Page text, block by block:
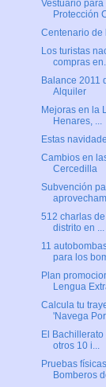
Vestuario
Protección
Centenario de
Los turistas
compras
Balance 2011
Alquiler
Mejoras en la
Henares, ...
Estas
Cambios en
Cercedilla
Subvención
512 charlas
distrito en ...
11
para los
Plan
Lengua
Calcula tu
'Navega
El
otros 10 i...
Pruebas
Bomberos